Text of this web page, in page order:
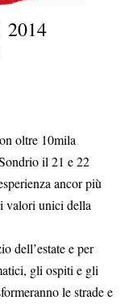
2014
oltre 10mila
il 21 e 22
ancor più
valori unici della
dell’estate e per
gli ospiti e gli
le strade e